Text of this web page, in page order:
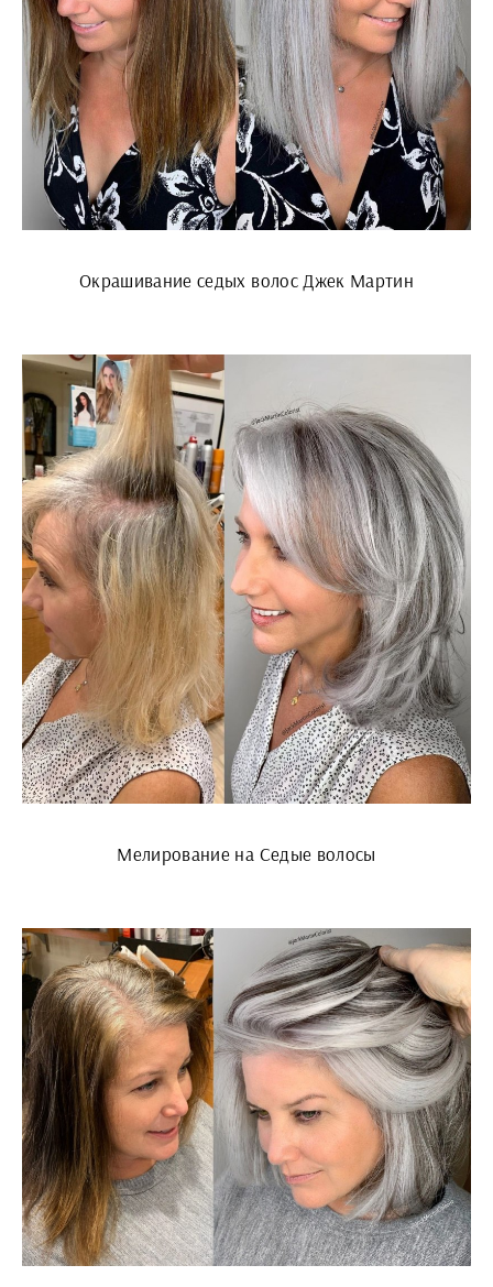
Окрашивание седых волос Джек Мартин
Мелирование на Седые волосы